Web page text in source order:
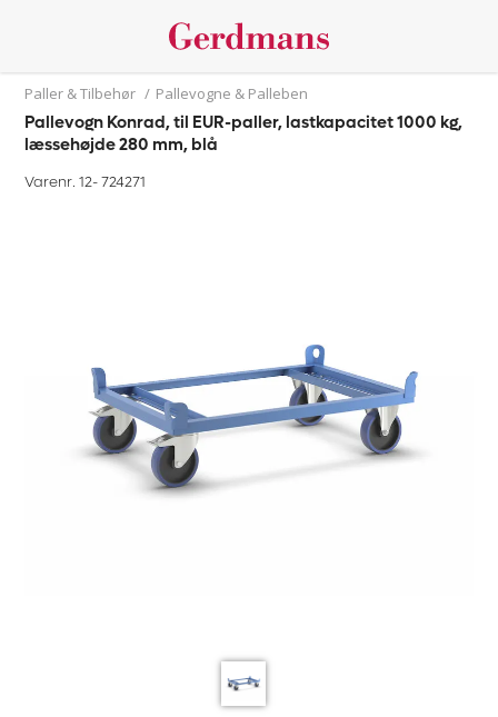
Paller & Tilbehør / Pallevogne & Palleben
Pallevogn Konrad, til EUR-paller, lastkapacitet 1000 kg,
læssehøjde 280 mm, blå
Varenr. 12-724271